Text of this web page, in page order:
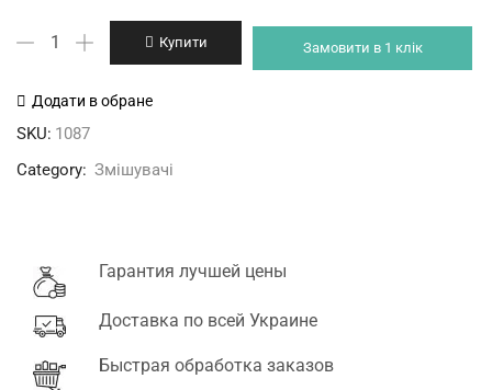
Смеситель
ванны
Non
Купити Замовити в 1 клік
Додати в обране
SKU: 1087
Category: Змішувачі
Гарантия лучшей цены
Доставка по всей Украине
Быстрая обработка заказов